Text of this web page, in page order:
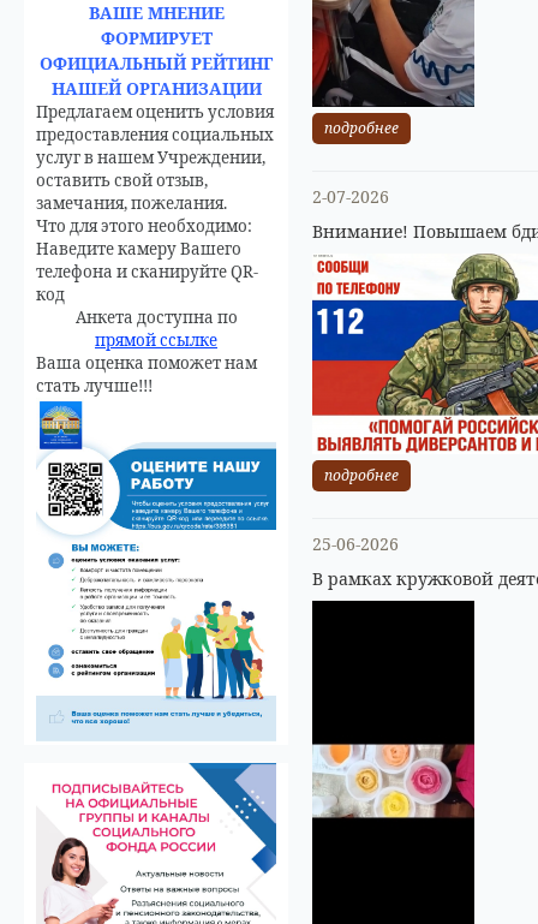
ВАШЕ МНЕНИЕ
ФОРМИРУЕТ
ОФИЦИАЛЬНЫЙ РЕЙТИНГ
НАШЕЙ ОРГАНИЗАЦИИ
Предлагаем оценить условия
предоставления социальных
услуг в нашем Учреждении,
оставить свой отзыв,
замечания, пожелания.
Что для этого необходимо:
Наведите камеру Вашего
телефона и сканируйте QR-
код
Анкета доступна по
прямой ссылке
Ваша оценка поможет нам
стать лучше!!!
подробнее
2-07-2026
Внимание! Повышаем
подробнее
25-06-2026
В рамках кружковой